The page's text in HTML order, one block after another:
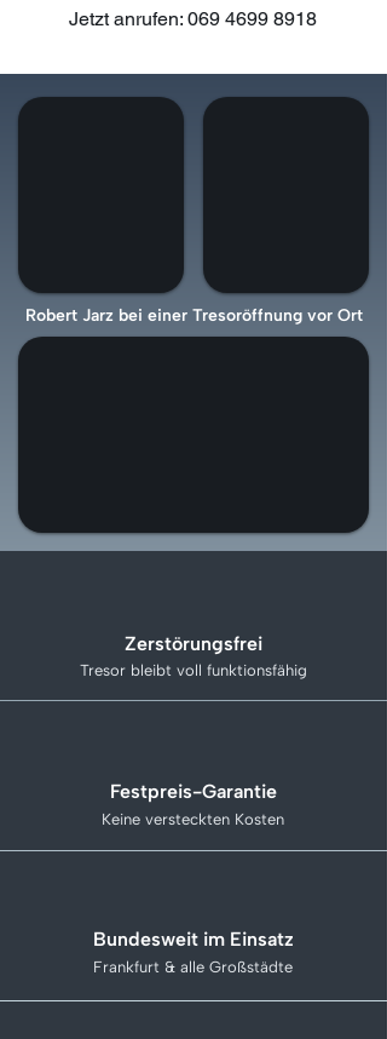
Jetzt anrufen: 069 4699 8918
Robert Jarz bei einer Tresoröffnung vor Ort
Zerstörungsfrei
Tresor bleibt voll funktionsfähig
Festpreis-Garantie
Keine versteckten Kosten
Bundesweit im Einsatz
Frankfurt & alle Großstädte